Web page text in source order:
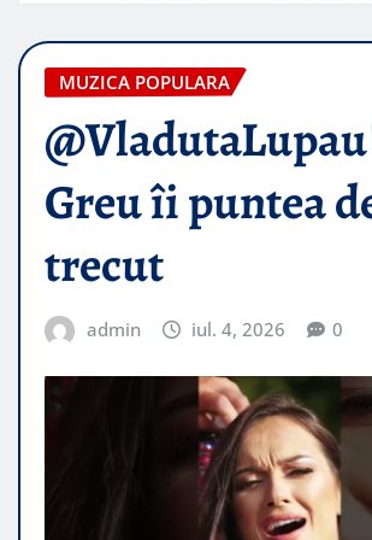
MUZICA POPULARA
@VladutaLupau
Greu îi puntea
trecut
admin iul. 4, 2026 0